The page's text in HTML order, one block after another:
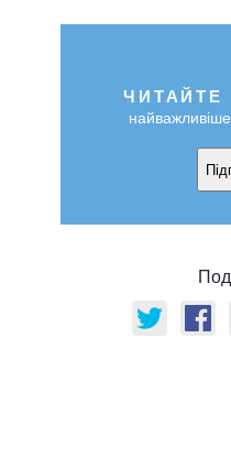
ЧИТАЙТЕ